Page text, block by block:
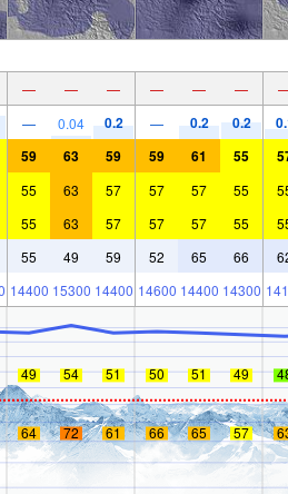
— — — — — —
— 0.04 0.2 — 0.2 0.2
59 63 59 59 61 55
55 63 57 57 57 55
55 63 57 57 57 55
55 49 59 52 65 66
14400 15300 14400 14600 14400 14300
49 54 51 50 51 49
64 72 61 66 65 57